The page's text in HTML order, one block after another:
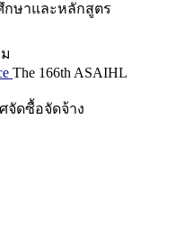
กษาและหลักสูตร
The 166th ASAIHL
จัดซื้อจัดจ้าง